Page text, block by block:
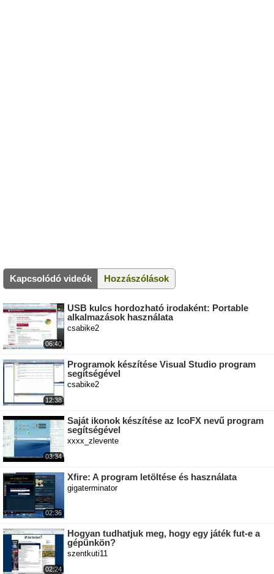
Kapcsolódó videók Hozzászólások
06:40
USB kulcs hordozható irodaként: Portable
alkalmazások használata
csabike2
12:38
Programok készítése Visual Studio program
segítségével
csabike2
03:34
Saját ikonok készítése az IcoFX nevű program
segítségével
xxxx_zlevente
02:36
Xfire: A program letöltése és használata
gigaterminator
02:24
Hogyan tudhatjuk meg, hogy egy játék fut-e a
gépünkön?
szentkuti11